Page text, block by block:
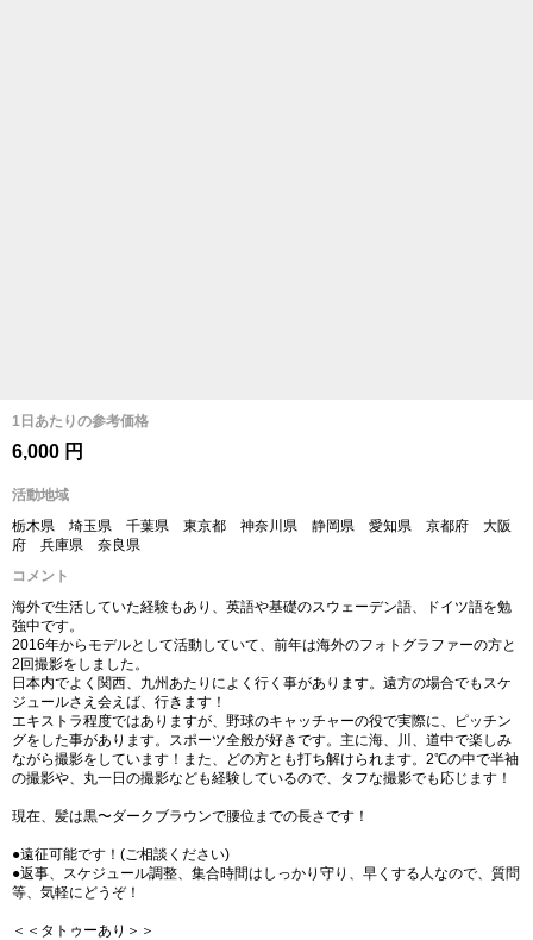
1日あたりの参考価格
6,000 円
活動地域
栃木県 埼玉県 千葉県 東京都 神奈川県 静岡県 愛知県 京都府 大阪
府 兵庫県 奈良県
コメント
海外で生活していた経験もあり、英語や基礎のスウェーデン語、ドイツ語を勉
強中です。
2016年からモデルとして活動していて、前年は海外のフォトグラファーの方と
2回撮影をしました。
日本内でよく関西、九州あたりによく行く事があります。遠方の場合でもスケ
ジュールさえ会えば、行きます！
エキストラ程度ではありますが、野球のキャッチャーの役で実際に、ピッチン
グをした事があります。スポーツ全般が好きです。主に海、川、道中で楽しみ
ながら撮影をしています！また、どの方とも打ち解けられます。2℃の中で半袖
の撮影や、丸一日の撮影なども経験しているので、タフな撮影でも応じます！
現在、髪は黒〜ダークブラウンで腰位までの長さです！
●遠征可能です！(ご相談ください)
●返事、スケジュール調整、集合時間はしっかり守り、早くする人なので、質問
等、気軽にどうぞ！
＜＜タトゥーあり＞＞